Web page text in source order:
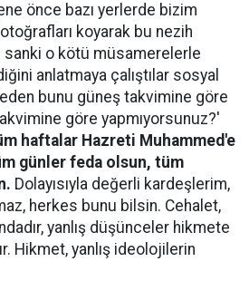
önce bazı yerlerde bizim
koyarak bu nezih
sanki o kötü müsamerelerle
anlatmaya çalıştılar sosyal
bunu güneş takvimine göre
göre yapmıyorsunuz?'
haftalar Hazreti Muhammed'e
günler feda olsun, tüm
Dolayısıyla değerli kardeşlerim,
herkes bunu bilsin. Cehalet,
yanlış düşünceler hikmete
Hikmet, yanlış ideolojilerin